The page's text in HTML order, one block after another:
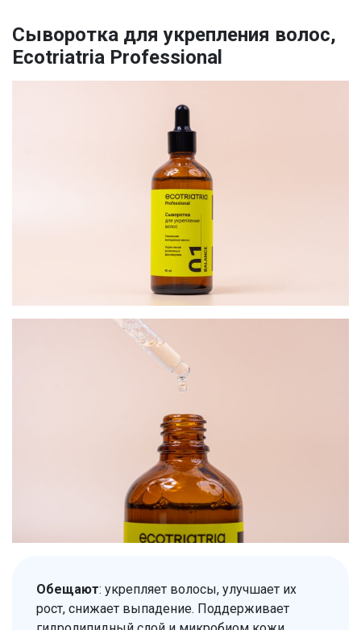
Сыворотка для укрепления волос,
Ecotriatria Professional
Обещают: укрепляет волосы, улучшает их
рост, снижает выпадение. Поддерживает